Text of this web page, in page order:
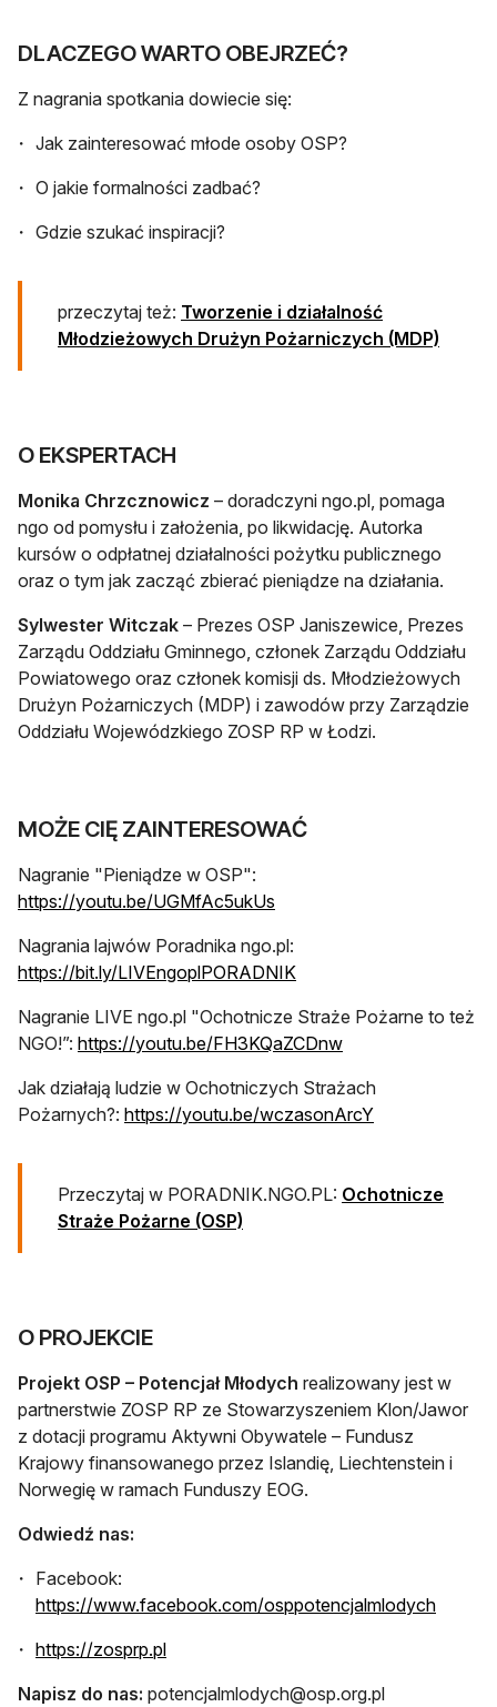
DLACZEGO WARTO OBEJRZEĆ?
Z nagrania spotkania dowiecie się:
Jak zainteresować młode osoby OSP?
O jakie formalności zadbać?
Gdzie szukać inspiracji?
przeczytaj też: Tworzenie i działalność
Młodzieżowych Drużyn Pożarniczych (MDP)
O EKSPERTACH
Monika Chrzcznowicz – doradczyni ngo.pl, pomaga
ngo od pomysłu i założenia, po likwidację. Autorka
kursów o odpłatnej działalności pożytku publicznego
oraz o tym jak zacząć zbierać pieniądze na działania.
Sylwester Witczak – Prezes OSP Janiszewice, Prezes
Zarządu Oddziału Gminnego, członek Zarządu Oddziału
Powiatowego oraz członek komisji ds. Młodzieżowych
Drużyn Pożarniczych (MDP) i zawodów przy Zarządzie
Oddziału Wojewódzkiego ZOSP RP w Łodzi.
MOŻE CIĘ ZAINTERESOWAĆ
Nagranie "Pieniądze w OSP":
https://youtu.be/UGMfAc5ukUs
Nagrania lajwów Poradnika ngo.pl:
https://bit.ly/LIVEngoplPORADNIKotwiera się w nowej
Nagranie LIVE ngo.pl "Ochotnicze Straże Pożarne to też
NGO!”: https://youtu.be/FH3KQaZCDnwotwiera się w
Jak działają ludzie w Ochotniczych Strażach
Pożarnych?: https://youtu.be/wczasonArcYotwiera się w
Przeczytaj w PORADNIK.NGO.PL: Ochotnicze
Straże Pożarne (OSP)
O PROJEKCIE
Projekt OSP – Potencjał Młodych realizowany jest w
partnerstwie ZOSP RP ze Stowarzyszeniem Klon/Jawor
z dotacji programu Aktywni Obywatele – Fundusz
Krajowy finansowanego przez Islandię, Liechtenstein i
Norwegię w ramach Funduszy EOG.
Odwiedź nas:
Facebook:
https://www.facebook.com/osppotencjalmlodych
https://zosprp.plotwiera się w nowej karcie
Napisz do nas: potencjalmlodych@osp.org.pl